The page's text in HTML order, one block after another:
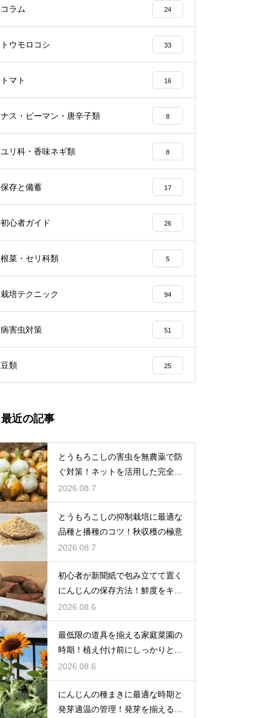
コラム 24
トウモロコシ 33
トマト 16
ナス・ピーマン・唐辛子類 8
ユリ科・香味ネギ類 8
保存と備蓄 17
初心者ガイド 26
根菜・セリ科類 5
栽培テクニック 94
病害虫対策 51
豆類 25
最近の記事
とうもろこしの害虫を無農薬で防
ぐ対策！ネットを活用した完全防
御
2026.08.7
とうもろこしの抑制栽培に最適な
品種と播種のコツ！秋収穫の極意
2026.08.7
初心者が新聞紙で包み立てて置く
にんじんの保存方法！鮮度をキー
プする
2026.08.6
最低限の道具を揃える家庭菜園の
時期！植え付け前にしっかりと準
備をする
2026.08.6
にんじんの種まきに最適な時期と
発芽適温の管理！発芽を揃えるコ